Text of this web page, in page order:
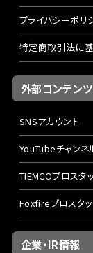
プライバシーポリ
特定商取引法に
外部コンテンツ
SNSアカウント
YouTubeチャンネ
TIEMCOプロスタ
Foxfireプロスタッ
企業・IR情報